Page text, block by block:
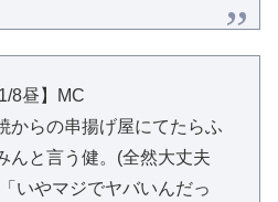
8昼】MC
からの串揚げ屋にてたらふ
んと言う健。(全然大丈夫
いやマジでヤバいんだっ